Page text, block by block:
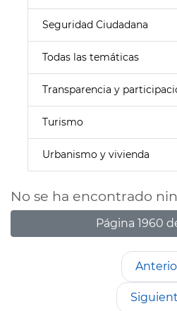
Seguridad Ciudadana
Todas las temáticas
Transparencia y
Turismo
Urbanismo y vivienda
No se ha encontrado
Página 1960